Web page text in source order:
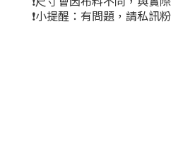
❗小提醒：有問題，請私